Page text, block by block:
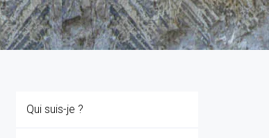
Qui suis-je ?